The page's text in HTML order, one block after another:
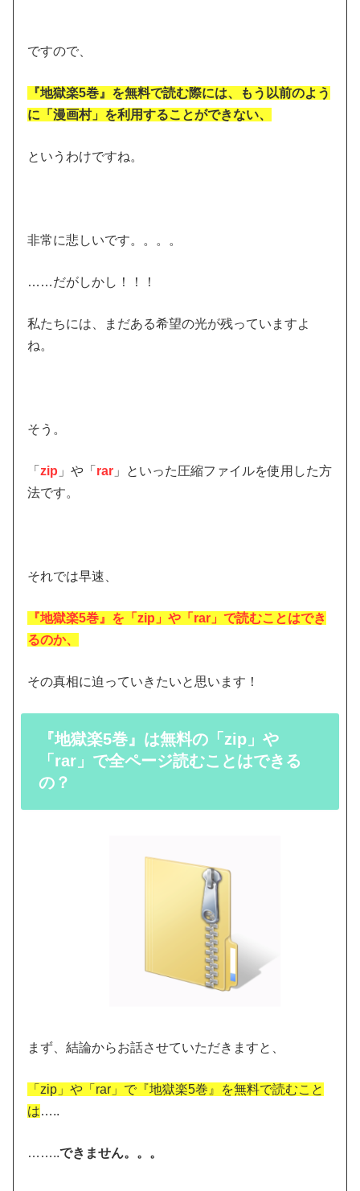
ですので、
『地獄楽5巻』を無料で読む際には、もう以前のよう
に「漫画村」を利用することができない、
というわけですね。
非常に悲しいです。。。。
……だがしかし！！！
私たちには、まだある希望の光が残っていますよ
ね。
そう。
「zip 」や「 rar 」といった圧縮ファイルを使用した方
法です。
それでは早速、
『地獄楽5巻』を「zip」や「rar」で読むことはでき
るのか、
その真相に迫っていきたいと思います！
『地獄楽5巻』は無料の「zip」や
「rar」で全ページ読むことはできる
の？
まず、結論からお話させていただきますと、
「zip」や「rar」で『地獄楽5巻』を無料で読むこと
は…..
……..できません。。。